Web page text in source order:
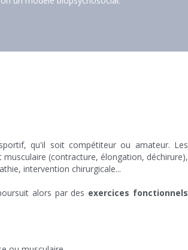
qu'il soit compétiteur ou amateur. Les
(contracture, élongation, déchirure),
intervention chirurgicale...
alors par des exercices fonctionnels